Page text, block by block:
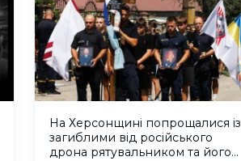
На Херсонщині попрощалися із
загиблими від російського
дрона рятувальником та його